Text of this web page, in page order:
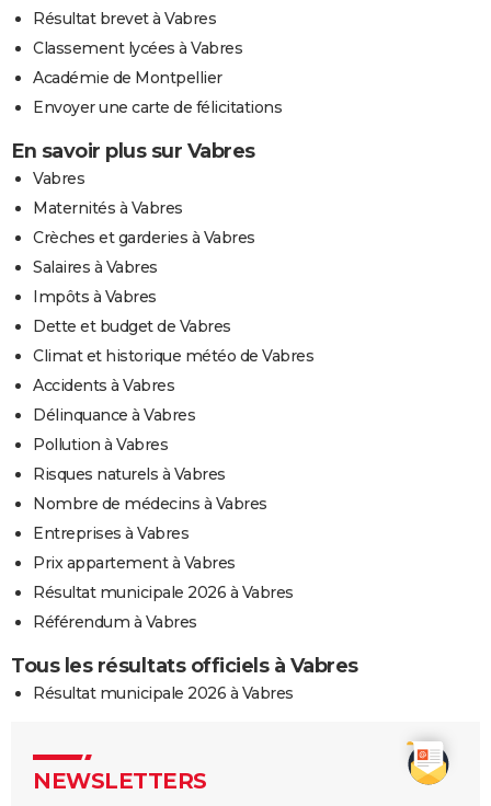
Résultat brevet à Vabres
Classement lycées à Vabres
Académie de Montpellier
Envoyer une carte de félicitations
En savoir plus sur Vabres
Vabres
Maternités à Vabres
Crèches et garderies à Vabres
Salaires à Vabres
Impôts à Vabres
Dette et budget de Vabres
Climat et historique météo de Vabres
Accidents à Vabres
Délinquance à Vabres
Pollution à Vabres
Risques naturels à Vabres
Nombre de médecins à Vabres
Entreprises à Vabres
Prix appartement à Vabres
Résultat municipale 2026 à Vabres
Référendum à Vabres
Tous les résultats officiels à Vabres
Résultat municipale 2026 à Vabres
NEWSLETTERS